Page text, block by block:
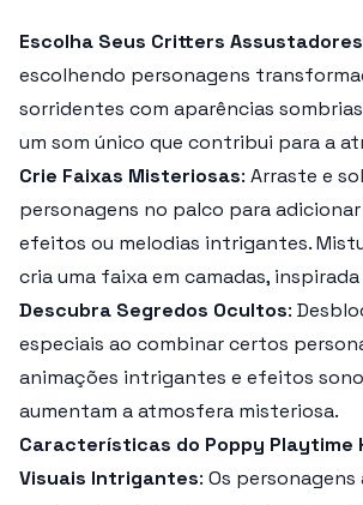
Escolha Seus Critters Assustadores
escolhendo personagens
sorridentes com aparências
um som único que contribui para a
Crie Faixas Misteriosas: Arraste e
personagens no palco para
efeitos ou melodias intrigantes.
cria uma faixa em camadas,
Descubra Segredos Ocultos:
especiais ao combinar certos
animações intrigantes e efeitos
aumentam a atmosfera misteriosa.
Características do Poppy Playtime
Visuais Intrigantes: Os